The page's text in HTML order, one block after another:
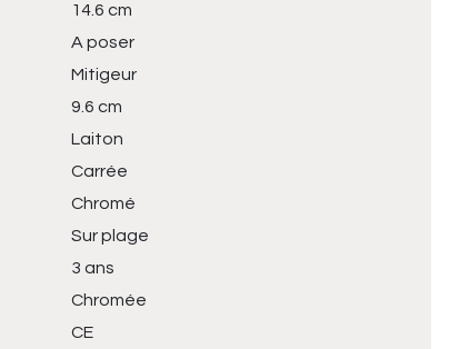
14.6 cm
A poser
Mitigeur
9.6 cm
Laiton
Carrée
Chromé
Sur plage
3 ans
Chromée
CE